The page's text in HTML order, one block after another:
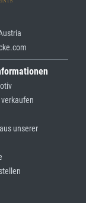
verkaufen
unserer